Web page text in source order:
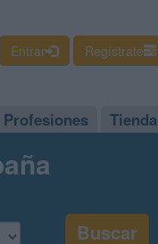
Entrar Regístrate
Profesiones Tienda